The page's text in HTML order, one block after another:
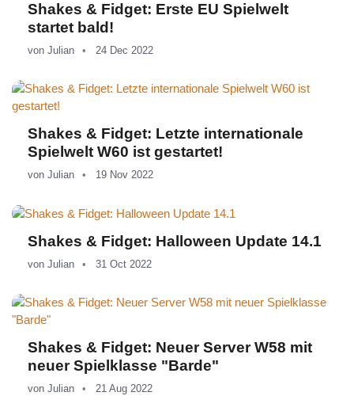
Shakes & Fidget: Erste EU Spielwelt
startet bald!
von Julian 24 Dec 2022
Shakes & Fidget: Letzte internationale
Spielwelt W60 ist gestartet!
von Julian 19 Nov 2022
Shakes & Fidget: Halloween Update 14.1
von Julian 31 Oct 2022
Shakes & Fidget: Neuer Server W58 mit
neuer Spielklasse "Barde"
von Julian 21 Aug 2022